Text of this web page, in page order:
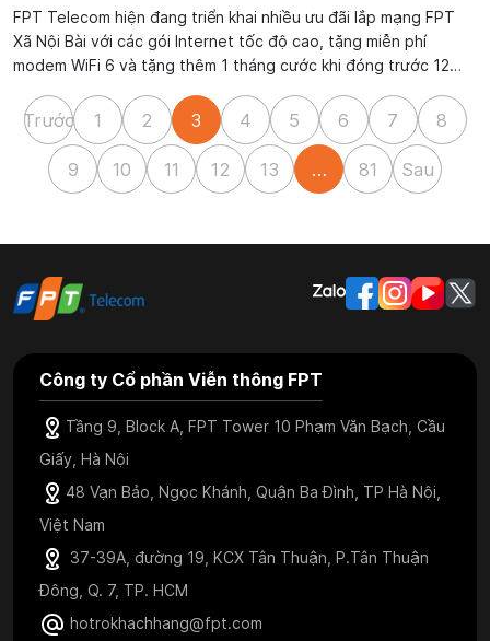
FPT Telecom hiện đang triển khai nhiều ưu đãi lắp mạng FPT
Xã Nội Bài với các gói Internet tốc độ cao, tặng miễn phí
modem WiFi 6 và tặng thêm 1 tháng cước khi đóng trước 12
ngắn là có thể lắp...
Trước 1 2 3 4 5 6 7 8
9 10 11 12 13 … 81 Sau
Công ty Cổ phần Viễn thông FPT
Tầng 9, Block A, FPT Tower 10 Phạm Văn Bạch, Cầu
Giấy, Hà Nội
48 Vạn Bảo, Ngọc Khánh, Quận Ba Đình, TP Hà Nội,
Việt Nam
37-39A, đường 19, KCX Tân Thuận, P.Tân Thuận
Đông, Q. 7, TP. HCM
hotrokhachhang@fpt.com